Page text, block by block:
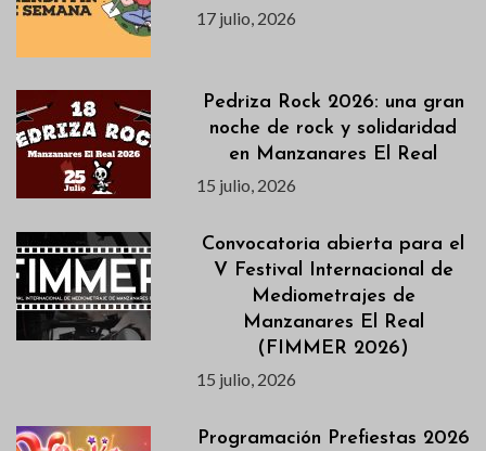
17 julio, 2026
Pedriza Rock 2026: una gran
noche de rock y solidaridad
en Manzanares El Real
15 julio, 2026
Convocatoria abierta para el
V Festival Internacional de
Mediometrajes de
Manzanares El Real
(FIMMER 2026)
15 julio, 2026
Programación Prefiestas 2026